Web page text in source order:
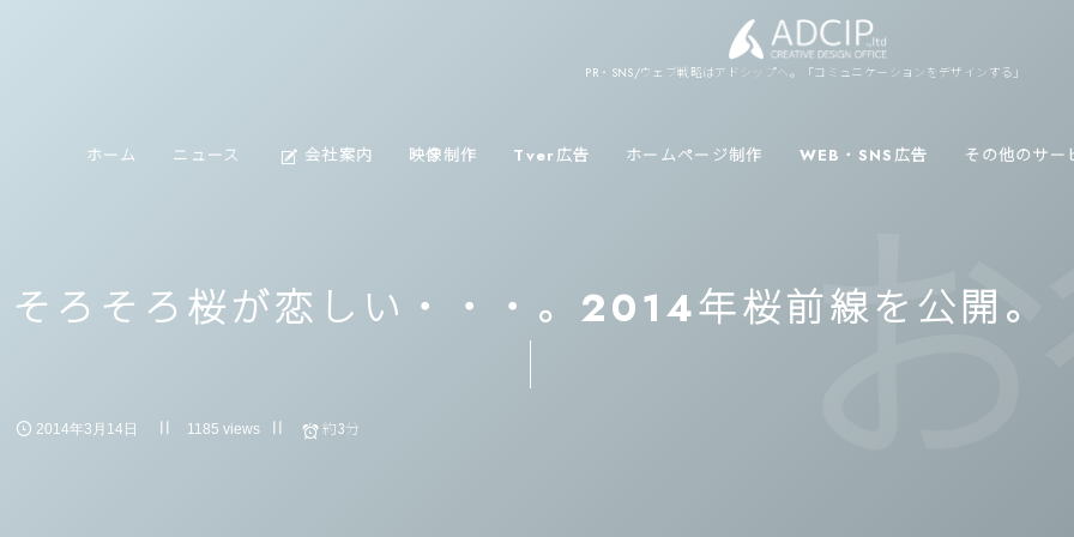
PR・SNS/ウェブ戦略はアドシップへ。「コミュニケーションをデザインする」
ホーム ニュース 会社案内
about
us 映像制作 Tver広告 ホームページ制作 WEB・SNS広告 その他のサー
そろそろ桜が恋しい・・・。2014年桜前線を公開。
2014年3月14日 1185 views 約3分 お役